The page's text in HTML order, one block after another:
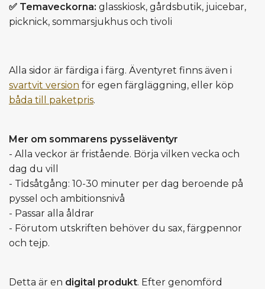
✅ Temaveckorna: glasskiosk, gårdsbutik, juicebar,
picknick, sommarsjukhus och tivoli
Alla sidor är färdiga i färg. Äventyret finns även i
svartvit version för egen färgläggning, eller köp
båda till paketpris.
Mer om sommarens pysseläventyr
- Alla veckor är fristående. Börja vilken vecka och
dag du vill
- Tidsåtgång: 10-30 minuter per dag beroende på
pyssel och ambitionsnivå
- Passar alla åldrar
- Förutom utskriften behöver du sax, färgpennor
och tejp.
Detta är en digital produkt. Efter genomförd